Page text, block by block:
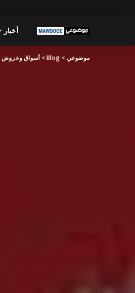
أخبار
موضوعي >
Blog
> أسواق وعروض